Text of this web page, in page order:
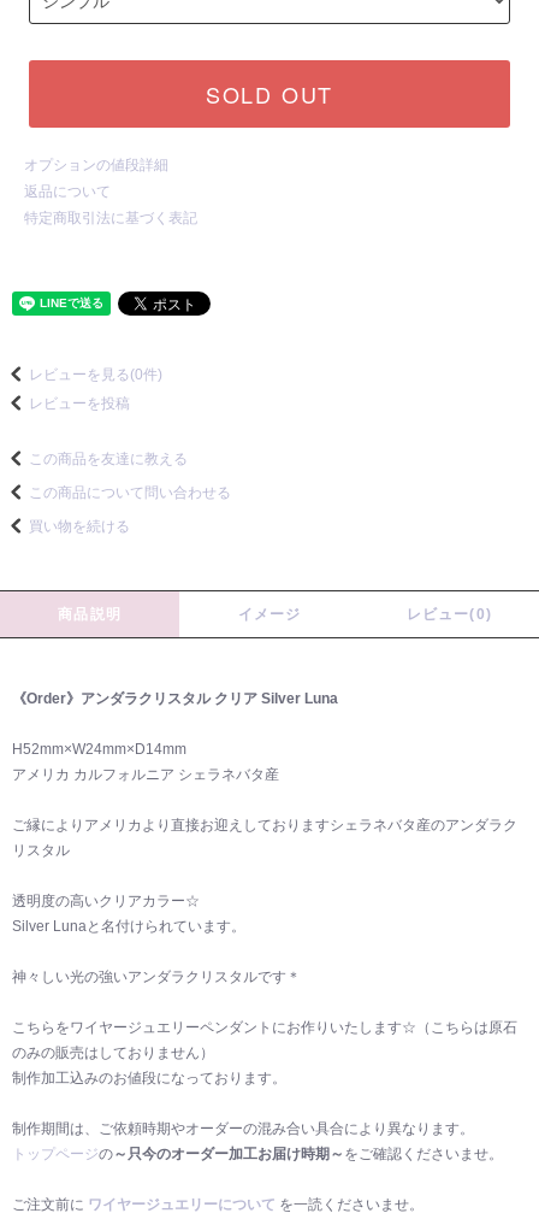
SOLD OUT
オプションの値段詳細
返品について
特定商取引法に基づく表記
レビューを見る(0件)
レビューを投稿
この商品を友達に教える
この商品について問い合わせる
買い物を続ける
商品説明 イメージ レビュー(0)
《Order》アンダラクリスタル クリア Silver Luna
H52mm×W24mm×D14mm
アメリカ カルフォルニア シェラネバタ産
ご縁によりアメリカより直接お迎えしておりますシェラネバタ産のアンダラク
リスタル
透明度の高いクリアカラー☆
Silver Lunaと名付けられています。
神々しい光の強いアンダラクリスタルです＊
こちらをワイヤージュエリーペンダントにお作りいたします☆（こちらは原石
のみの販売はしておりません）
制作加工込みのお値段になっております。
制作期間は、ご依頼時期やオーダーの混み合い具合により異なります。
トップページの～只今のオーダー加工お届け時期～ をご確認くださいませ。
ご注文前に ワイヤージュエリーについて を一読くださいませ。